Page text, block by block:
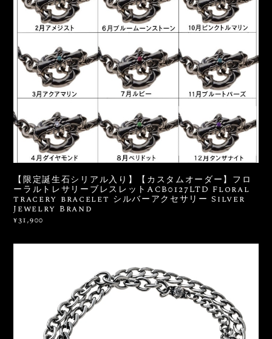
【限定誕生石シリアル入り】【カスタムオーダー】フロ
ーラルトレサリーブレスレットACB0127LTD Floral
tracery bracelet シルバーアクセサリー Silver
Jewelry Brand
¥31,900